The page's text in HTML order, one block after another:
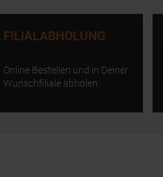
FILIALABHOLUNG
Online Bestellen und in Deiner
Wunschfiliale abholen.